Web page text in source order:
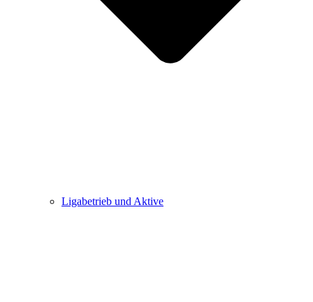
Ligabetrieb und Aktive